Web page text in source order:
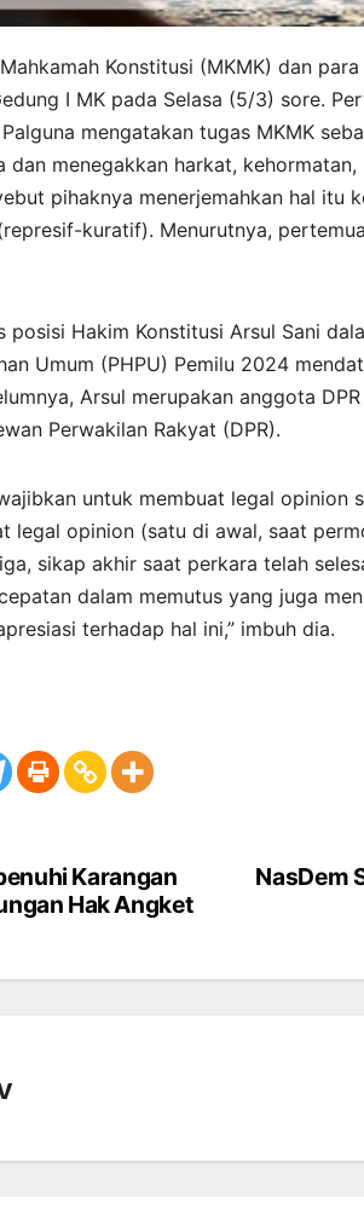
Konstitusi (MKMK) dan
I MK pada Selasa (5/3) sore.
mengatakan tugas MKMK
dan menegakkan harkat,
pihaknya menerjemahkan hal itu
kuratif). Menurutnya,
posisi Hakim Konstitusi Arsul Sani
Umum (PHPU) Pemilu 2024
Arsul merupakan anggota
Perwakilan Rakyat (DPR).
untuk membuat legal opinion
legal opinion (satu di awal, saat
sikap akhir saat perkara telah
dalam memutus yang juga
terhadap hal ini,” imbuh dia.
NasDem
Karangan
Hak Angket